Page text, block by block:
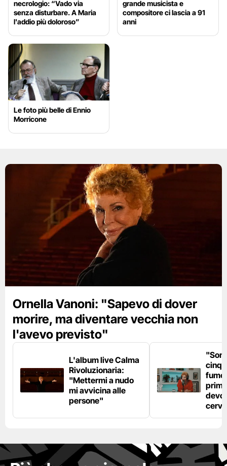
necrologio: “Vado via
senza disturbare. A Maria
l'addio più doloroso”
grande musicista e
compositore ci lascia a 91
anni
Le foto più belle di Ennio
Morricone
Ornella Vanoni: "Sapevo di dover
morire, ma diventare vecchia non
l'avevo previsto"
L'album live Calma
Rivoluzionaria:
"Mettermi a nudo
mi avvicina alle
persone"
fumo
devo